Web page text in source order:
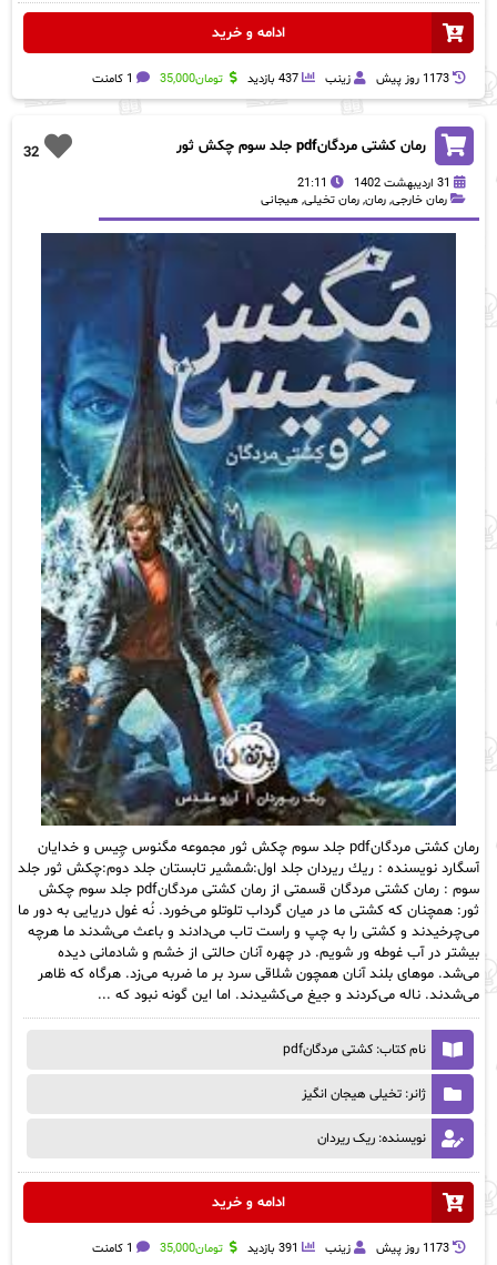
ادامه و خرید
1173 روز پيش زینب 437 بازدید تومان35,000 1 کامنت
32 رمان کشتی مردگانpdf جلد سوم چکش ثور
31 اردیبهشت 1402
21:11
رمان خارجی, رمان, رمان تخیلی, هیجانی
رمان کشتی مردگانpdf جلد سوم چکش ثور مجموعه مگنوس چِيس و خدايان
آسگارد نویسنده : ريك ريردان جلد اول:شمشیر تابستان جلد دوم:چکش ثور جلد
سوم : رمان کشتی مردگان قسمتی از رمان کشتی مردگانpdf جلد سوم چکش
ثور: همچنان که کشتی ما در میان گرداب تلوتلو می‌خورد. نُه غول دریایی به دور ما
می‌چرخیدند و کشتی را به چپ و راست تاب می‌دادند و باعث می‌شدند ما هرچه
بیشتر در آب غوطه ور شویم. در چهره آنان حالتی از خشم و شادمانی دیده
می‌شد. موهای بلند آنان همچون شلاقی سرد بر ما ضربه می‌زد. هرگاه که ظاهر
می‌شدند. ناله می‌کردند و جیغ می‌کشیدند. اما این گونه نبود که ...
نام کتاب: کشتی مردگانpdf
ژانر: تخیلی هیجان انگیز
نویسنده: ریک ریردان
ادامه و خرید
1173 روز پيش زینب 391 بازدید تومان35,000 1 کامنت